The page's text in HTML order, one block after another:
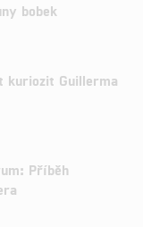
bobek
kuriozit Guillerma
Příběh